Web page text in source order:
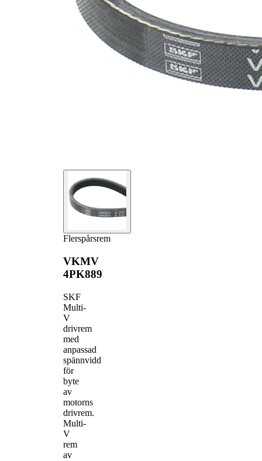
Flerspårsrem
VKMV
4PK889
SKF
Multi-
V
drivrem
med
anpassad
spännvidd
för
byte
av
motorns
drivrem.
Multi-
V
rem
av